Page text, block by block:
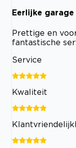
Eerlijke
Prettige en
fantastische
Service
Kwaliteit